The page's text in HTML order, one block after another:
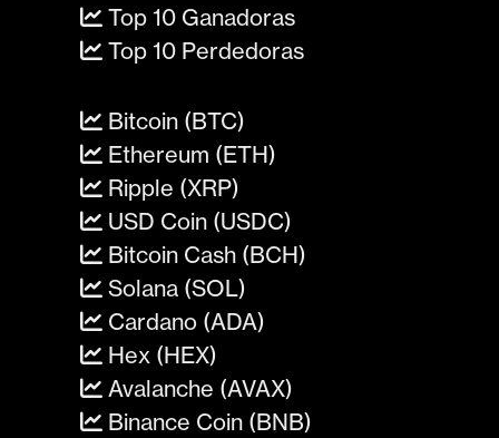
Top 10 Ganadoras
Top 10 Perdedoras
Bitcoin (BTC)
Ethereum (ETH)
Ripple (XRP)
USD Coin (USDC)
Bitcoin Cash (BCH)
Solana (SOL)
Cardano (ADA)
Hex (HEX)
Avalanche (AVAX)
Binance Coin (BNB)